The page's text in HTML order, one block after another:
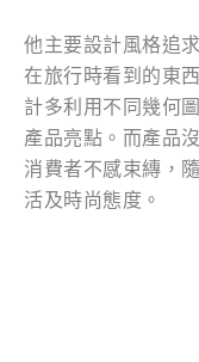
他主要設計風格追
在旅行時看到的東
計多利用不同幾何
產品亮點。而產品
消費者不感束縳，
活及時尚態度。